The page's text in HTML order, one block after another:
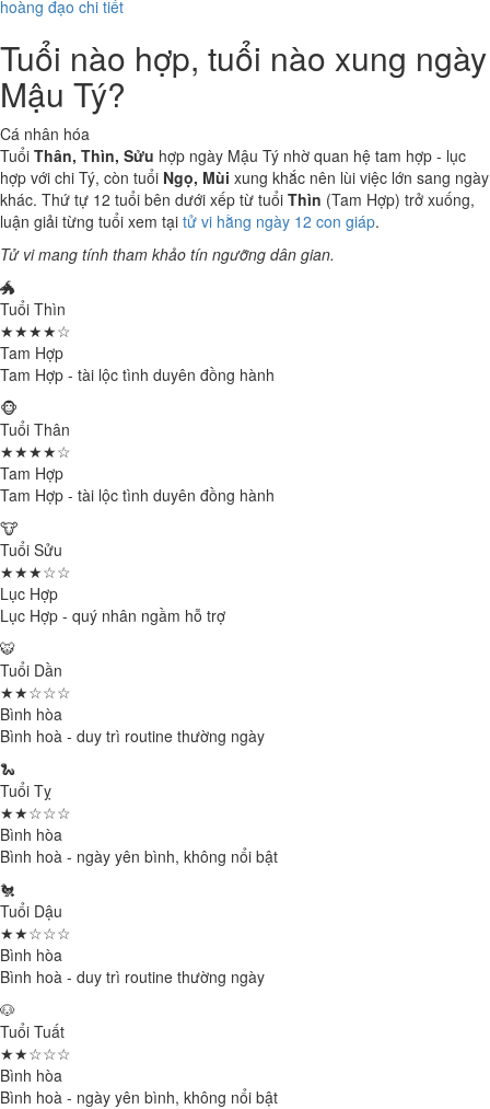
hoàng đạo chi tiết
Tuổi nào hợp, tuổi nào xung ngày
Mậu Tý?
Cá nhân hóa
Tuổi Thân, Thìn, Sửu hợp ngày Mậu Tý nhờ quan hệ tam hợp - lục
hợp với chi Tý, còn tuổi Ngọ, Mùi xung khắc nên lùi việc lớn sang ngày
khác. Thứ tự 12 tuổi bên dưới xếp từ tuổi Thìn (Tam Hợp) trở xuống,
luận giải từng tuổi xem tại tử vi hằng ngày 12 con giáp.
Tử vi mang tính tham khảo tín ngưỡng dân gian.
🐲
Tuổi Thìn
★★★★☆
Tam Hợp
Tam Hợp - tài lộc tình duyên đồng hành
🐵
Tuổi Thân
★★★★☆
Tam Hợp
Tam Hợp - tài lộc tình duyên đồng hành
🐮
Tuổi Sửu
★★★☆☆
Lục Hợp
Lục Hợp - quý nhân ngầm hỗ trợ
🐯
Tuổi Dần
★★☆☆☆
Bình hòa
Bình hoà - duy trì routine thường ngày
🐍
Tuổi Tỵ
★★☆☆☆
Bình hòa
Bình hoà - ngày yên bình, không nổi bật
🐔
Tuổi Dậu
★★☆☆☆
Bình hòa
Bình hoà - duy trì routine thường ngày
🐶
Tuổi Tuất
★★☆☆☆
Bình hòa
Bình hoà - ngày yên bình, không nổi bật